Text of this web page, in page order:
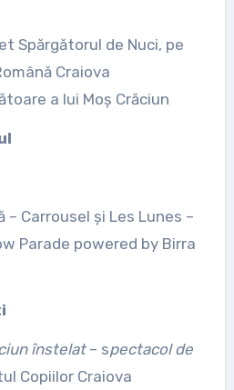
Spărgătorul de Nuci, pe
Craiova
a lui Moș Crăciun
Carrousel și Les Lunes –
Parade powered by Birra
înstelat– spectacol de
Copiilor Craiova